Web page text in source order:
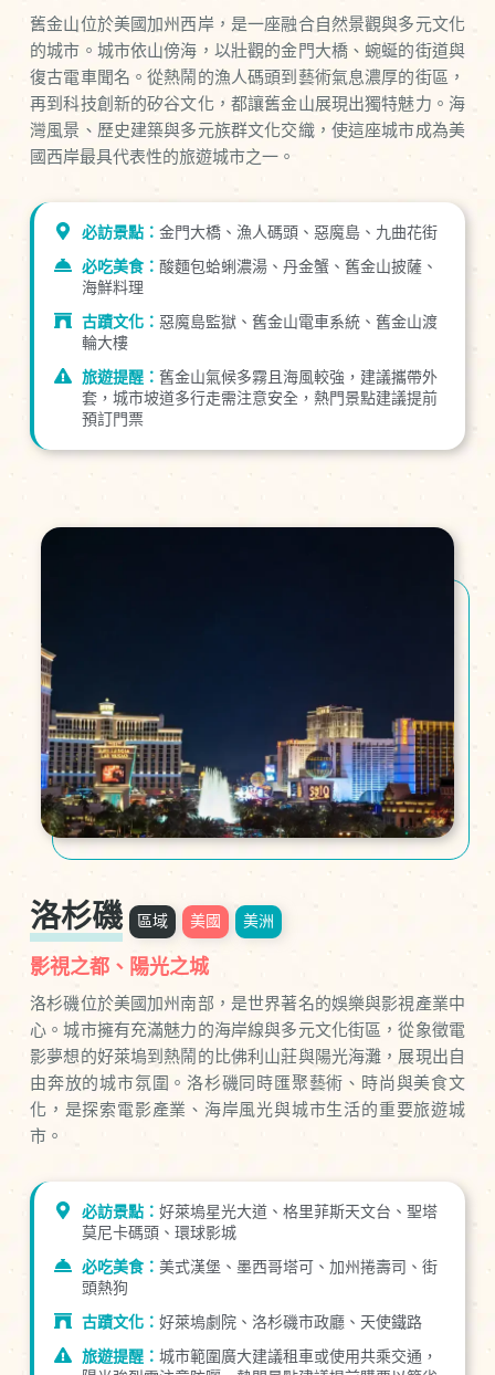
舊金山位於美國加州西岸，是一座融合自然景觀與多元文化
的城市。城市依山傍海，以壯觀的金門大橋、蜿蜒的街道與
復古電車聞名。從熱鬧的漁人碼頭到藝術氣息濃厚的街區，
再到科技創新的矽谷文化，都讓舊金山展現出獨特魅力。海
灣風景、歷史建築與多元族群文化交織，使這座城市成為美
國西岸最具代表性的旅遊城市之一。
必訪景點：金門大橋、漁人碼頭、惡魔島、九曲花街
必吃美食：酸麵包蛤蜊濃湯、丹金蟹、舊金山披薩、
海鮮料理
古蹟文化：惡魔島監獄、舊金山電車系統、舊金山渡
輪大樓
旅遊提醒：舊金山氣候多霧且海風較強，建議攜帶外
套，城市坡道多行走需注意安全，熱門景點建議提前
預訂門票
洛杉磯 區域 美國 美洲
影視之都、陽光之城
洛杉磯位於美國加州南部，是世界著名的娛樂與影視產業中
心。城市擁有充滿魅力的海岸線與多元文化街區，從象徵電
影夢想的好萊塢到熱鬧的比佛利山莊與陽光海灘，展現出自
由奔放的城市氛圍。洛杉磯同時匯聚藝術、時尚與美食文
化，是探索電影產業、海岸風光與城市生活的重要旅遊城
市。
必訪景點：好萊塢星光大道、格里菲斯天文台、聖塔
莫尼卡碼頭、環球影城
必吃美食：美式漢堡、墨西哥塔可、加州捲壽司、街
頭熱狗
古蹟文化：好萊塢劇院、洛杉磯市政廳、天使鐵路
旅遊提醒：城市範圍廣大建議租車或使用共乘交通，